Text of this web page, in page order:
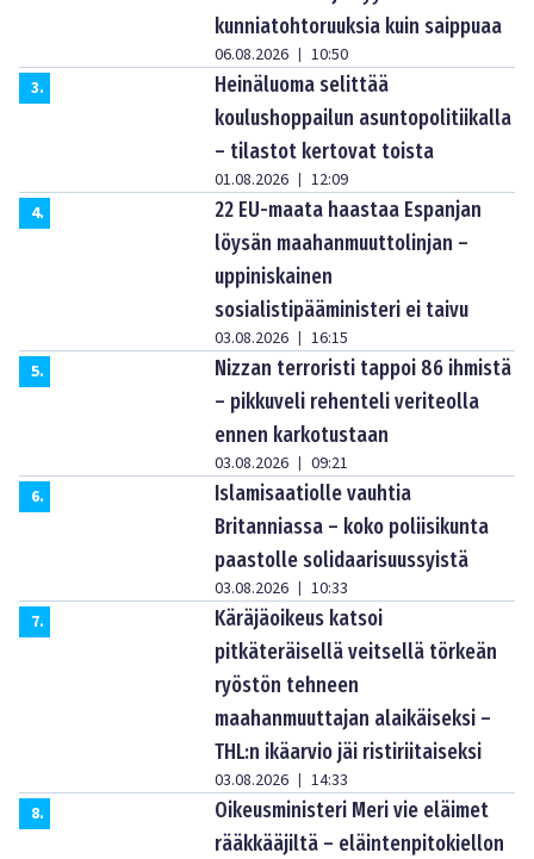
kunniatohtoruuksia kuin saippuaa
06.08.2026 | 10:50
3.
Heinäluoma selittää
koulushoppailun asuntopolitiikalla
– tilastot kertovat toista
01.08.2026 | 12:09
4.
22 EU-maata haastaa Espanjan
löysän maahanmuuttolinjan –
uppiniskainen
sosialistipääministeri ei taivu
03.08.2026 | 16:15
5.
Nizzan terroristi tappoi 86 ihmistä
– pikkuveli rehenteli veriteolla
ennen karkotustaan
03.08.2026 | 09:21
6.
Islamisaatiolle vauhtia
Britanniassa – koko poliisikunta
paastolle solidaarisuussyistä
03.08.2026 | 10:33
7.
Käräjäoikeus katsoi
pitkäteräisellä veitsellä törkeän
ryöstön tehneen
maahanmuuttajan alaikäiseksi –
THL:n ikäarvio jäi ristiriitaiseksi
03.08.2026 | 14:33
8.
Oikeusministeri Meri vie eläimet
rääkkääjiltä – eläintenpitokiellon